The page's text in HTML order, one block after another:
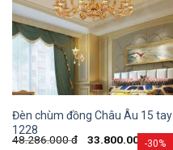
-30%
Đèn chùm đồng Châu Âu 15 tay
1228
48.286.000đ 33.800.000 đ